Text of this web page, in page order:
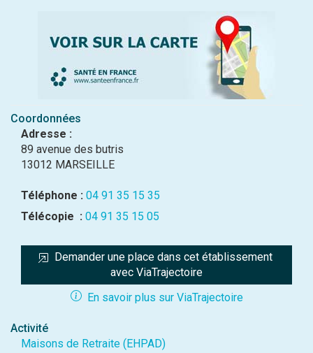
Coordonnées
Adresse :
89 avenue des butris
13012 MARSEILLE
Téléphone : 04 91 35 15 35
Télécopie : 04 91 35 15 05
Demander une place dans cet établissement
avec ViaTrajectoire
En savoir plus sur ViaTrajectoire
Activité
Maisons de Retraite (EHPAD)